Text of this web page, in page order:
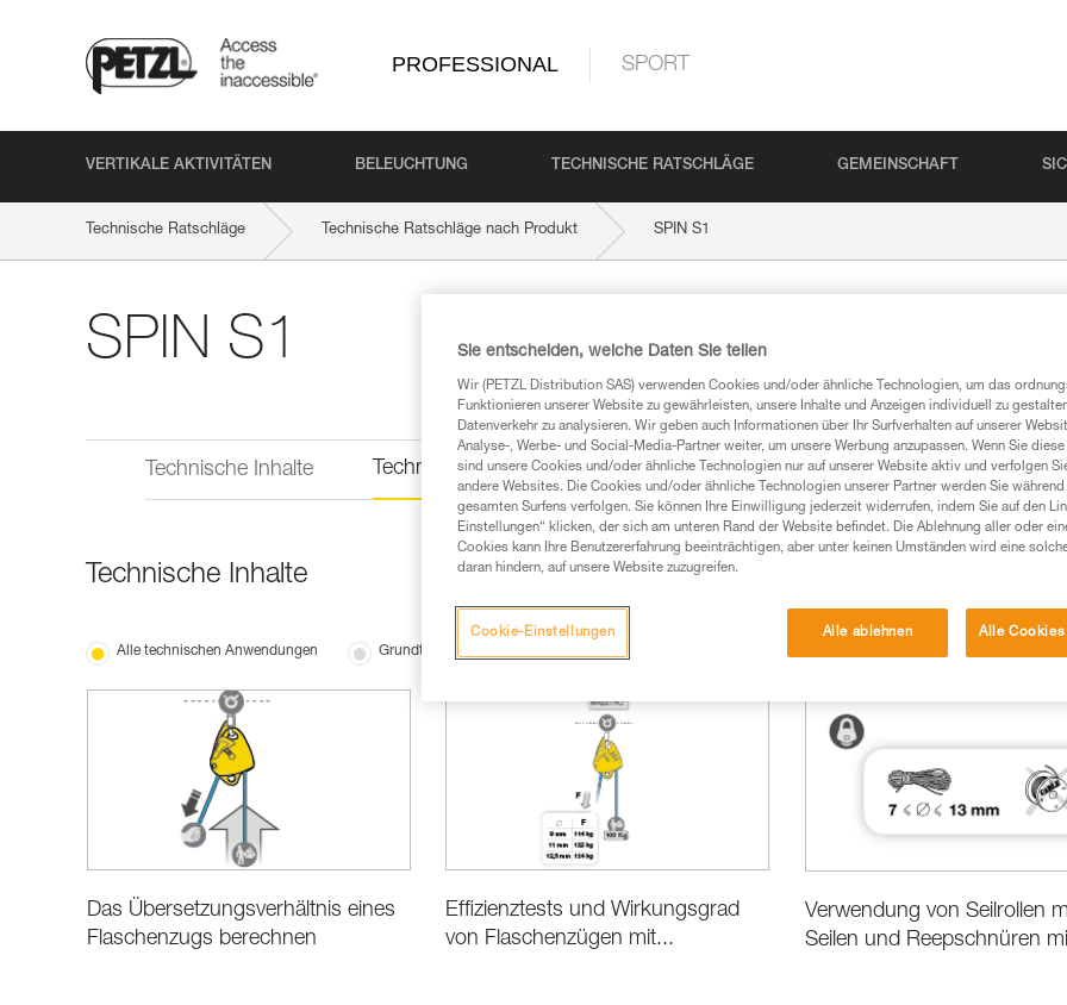
PROFESSIONAL SPORT
VERTIKALE AKTIVITÄTEN BELEUCHTUNG TECHNISCHE RATSCHLÄGE GEMEINSCHAFT
Technische Ratschläge Technische Ratschläge nach Produkt SPIN S1
SPIN S1
Technische Inhalte Technische Informationen
Technische Inhalte
Alle technischen Anwendungen Grundtechniken
Das Übersetzungsverhältnis eines
Flaschenzugs berechnen
Effizienztests und Wirkungsgrad
von Flaschenzügen mit...
Verwendung von Seilrollen
Seilen und Reepschnüren
Sie entscheiden, welche Daten Sie teilen
Wir (PETZL Distribution SAS) verwenden Cookies und/oder ähnliche Technologien, um das
Funktionieren unserer Website zu gewährleisten, unsere Inhalte und Anzeigen individuell zu
Datenverkehr zu analysieren. Wir geben auch Informationen über Ihr Surfverhalten auf unserer
Analyse-, Werbe- und Social-Media-Partner weiter, um unsere Werbung anzupassen. Wenn Sie
sind unsere Cookies und/oder ähnliche Technologien nur auf unserer Website aktiv und verfolgen
andere Websites. Die Cookies und/oder ähnliche Technologien unserer Partner werden Sie während
gesamten Surfens verfolgen. Sie können Ihre Einwilligung jederzeit widerrufen, indem Sie auf den
Einstellungen“ klicken, der sich am unteren Rand der Website befindet. Die Ablehnung aller oder
Cookies kann Ihre Benutzererfahrung beeinträchtigen, aber unter keinen Umständen wird eine
daran hindern, auf unsere Website zuzugreifen.
Alle ablehnen Alle
Cookie-Einstellungen